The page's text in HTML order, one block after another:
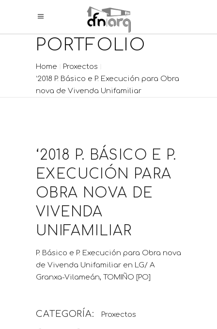
PORTFOLIO
Home
Proxectos
‘2018 P. Básico e P. Execución para Obra
nova de Vivenda Unifamiliar
‘2018 P. BÁSICO E P.
EXECUCIÓN PARA
OBRA NOVA DE
VIVENDA
UNIFAMILIAR
P. Básico e P. Execución para Obra nova
de Vivenda Unifamiliar en LG/ A
Granxa-Vilameán, TOMIÑO [PO]
CATEGORÍA: Proxectos